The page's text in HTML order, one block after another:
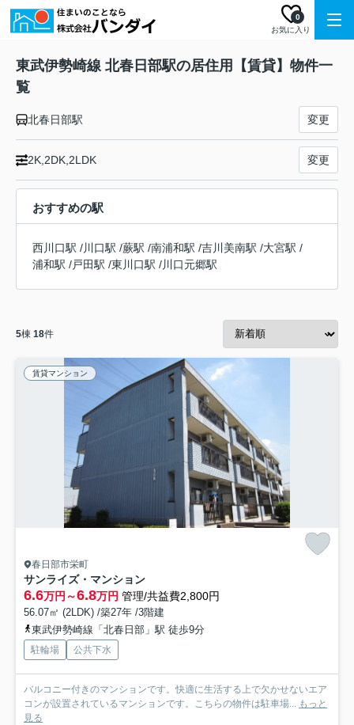
お気に入り
0
東武伊勢崎線 北春日部駅の居住用【賃貸】物件一
覧
北春日部駅 変更
2K,2DK,2LDK 変更
おすすめの駅
西川口駅 /川口駅 /蕨駅 /南浦和駅 /吉川美南駅 /大宮駅 /
浦和駅 /戸田駅 /東川口駅 /川口元郷駅
5棟 18件
賃貸マンション
春日部市栄町
サンライズ・マンション
6.6万円～6.8万円 管理/共益費2,800円
56.07㎡ (2LDK) /築27年 /3階建
東武伊勢崎線「北春日部」駅 徒歩9分
駐輪場 公共下水
バルコニー付きのマンションです。快適に生活する上で欠かせないエア
コンが設置されているマンションです。こちらの物件は駐車場... もっと
見る